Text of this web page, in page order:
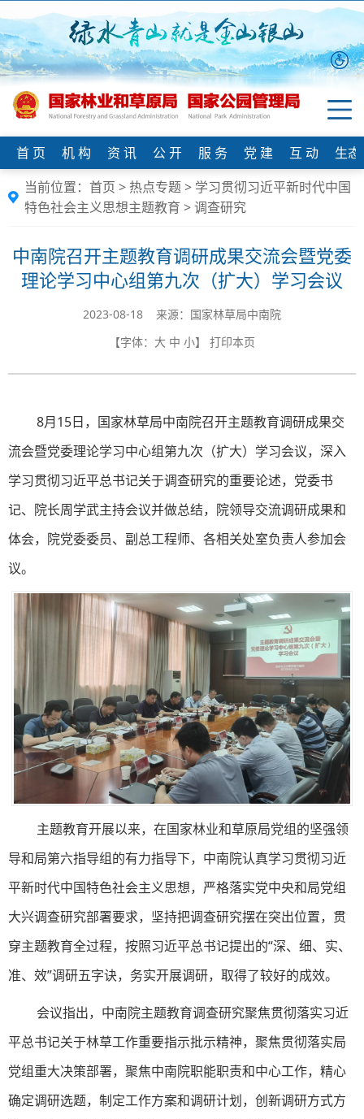
首 页 机 构 资 讯 公 开 服 务 党 建 互 动
生
当前位置： 首页 > 热点专题> 学习贯彻习近平新时代中国
特色社会主义思想主题教育 >调查研究
中南院召开主题教育调研成果交流会暨党委
理论学习中心组第九次（扩大）学习会议
2023-08-18 来源：国家林草局中南院
【字体： 大 中 小】 打印本页
8月15日，国家林草局中南院召开主题教育调研成果交
流会暨党委理论学习中心组第九次（扩大）学习会议，深入
学习贯彻习近平总书记关于调查研究的重要论述，党委书
记、院长周学武主持会议并做总结，院领导交流调研成果和
体会，院党委委员、副总工程师、各相关处室负责人参加会
议。
主题教育开展以来，在国家林业和草原局党组的坚强领
导和局第六指导组的有力指导下，中南院认真学习贯彻习近
平新时代中国特色社会主义思想，严格落实党中央和局党组
大兴调查研究部署要求，坚持把调查研究摆在突出位置，贯
穿主题教育全过程，按照习近平总书记提出的“深、细、实、
准、效”调研五字诀，务实开展调研，取得了较好的成效。
会议指出，中南院主题教育调查研究聚焦贯彻落实习近
平总书记关于林草工作重要指示批示精神，聚焦贯彻落实局
党组重大决策部署，聚焦中南院职能职责和中心工作，精心
确定调研选题，制定工作方案和调研计划，创新调研方式方